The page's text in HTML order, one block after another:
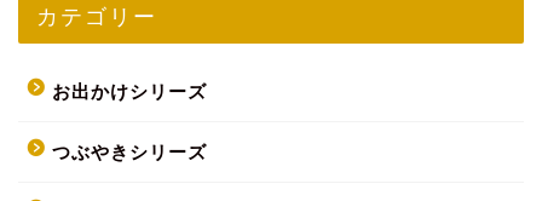
カテゴリー
お出かけシリーズ
つぶやきシリーズ